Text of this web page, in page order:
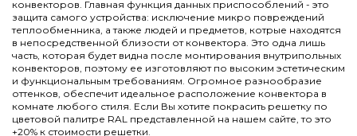
конвекторов. Главная функция данных приспособлений - это
защита самого устройства: исключение микро повреждений
теплообменника, а также людей и предметов, котрые находятся
в непосредственной близости от конвектора. Это одна лишь
часть, которая будет видна после монтирования внутрипольных
конвекторов, поэтому ее изготовляют по высоким эстетическим
и функциональным требованиям. Огромное разнообразие
оттенков, обеспечит идеальное расположение конвектора в
комнате любого стиля. Если Вы хотите покрасить решетку по
цветовой палитре RAL представленной на нашем сайте, то это
+20% к стоимости решетки.